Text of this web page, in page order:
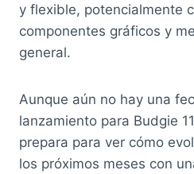
y flexible, potencialmente
componentes gráficos y
general.
Aunque aún no hay una
lanzamiento para Budgie
prepara para ver cómo
los próximos meses con